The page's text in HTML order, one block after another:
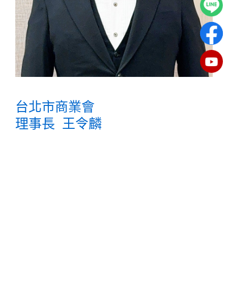
台北市商業會
理事長 王令麟